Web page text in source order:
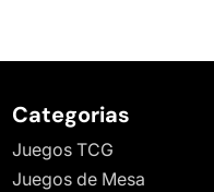
Categorias
Juegos TCG
Juegos de Mesa